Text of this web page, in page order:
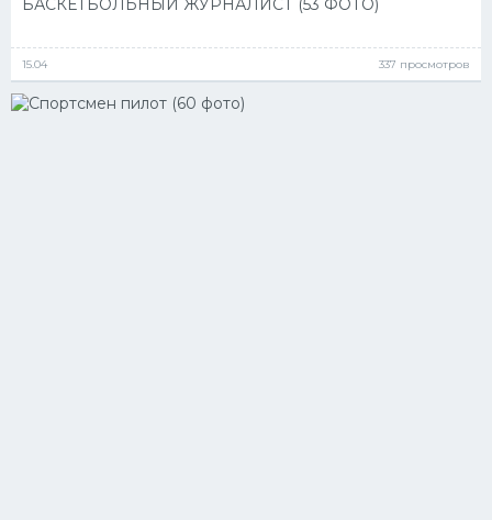
БАСКЕТБОЛЬНЫЙ ЖУРНАЛИСТ (53 ФОТО)
15.04 337 просмотров